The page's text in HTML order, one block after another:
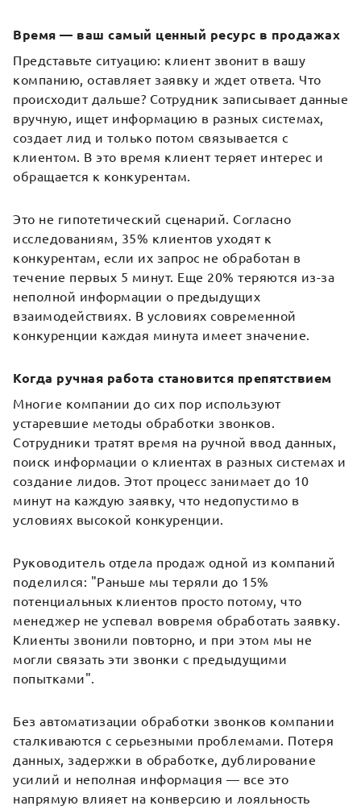
Время — ваш самый ценный ресурс в продажах
Представьте ситуацию: клиент звонит в вашу
компанию, оставляет заявку и ждет ответа. Что
происходит дальше? Сотрудник записывает данные
вручную, ищет информацию в разных системах,
создает лид и только потом связывается с
клиентом. В это время клиент теряет интерес и
обращается к конкурентам.
Это не гипотетический сценарий. Согласно
исследованиям, 35% клиентов уходят к
конкурентам, если их запрос не обработан в
течение первых 5 минут. Еще 20% теряются из-за
неполной информации о предыдущих
взаимодействиях. В условиях современной
конкуренции каждая минута имеет значение.
Когда ручная работа становится препятствием
Многие компании до сих пор используют
устаревшие методы обработки звонков.
Сотрудники тратят время на ручной ввод данных,
поиск информации о клиентах в разных системах и
создание лидов. Этот процесс занимает до 10
минут на каждую заявку, что недопустимо в
условиях высокой конкуренции.
Руководитель отдела продаж одной из компаний
поделился: "Раньше мы теряли до 15%
потенциальных клиентов просто потому, что
менеджер не успевал вовремя обработать заявку.
Клиенты звонили повторно, и при этом мы не
могли связать эти звонки с предыдущими
попытками".
Без автоматизации обработки звонков компании
сталкиваются с серьезными проблемами. Потеря
данных, задержки в обработке, дублирование
усилий и неполная информация — все это
напрямую влияет на конверсию и лояльность